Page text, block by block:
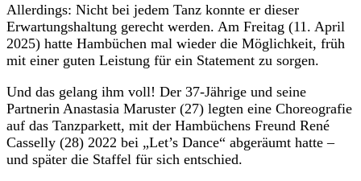
Allerdings: Nicht bei jedem Tanz konnte er dieser
Erwartungshaltung gerecht werden. Am Freitag (11. April
2025) hatte Hambüchen mal wieder die Möglichkeit, früh
mit einer guten Leistung für ein Statement zu sorgen.
Und das gelang ihm voll! Der 37-Jährige und seine
Partnerin Anastasia Maruster (27) legten eine Choreografie
auf das Tanzparkett, mit der Hambüchens Freund René
Casselly (28) 2022 bei „Let’s Dance“ abgeräumt hatte –
und später die Staffel für sich entschied.